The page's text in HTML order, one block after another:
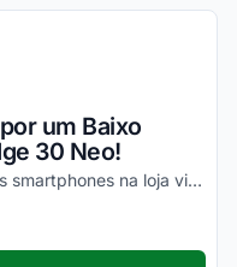
um Baixo
30 Neo!
Descontos imperdíveis em diversos smartphones na loja virtual, incluindo o Moto Edge 30 Neo. Confira!